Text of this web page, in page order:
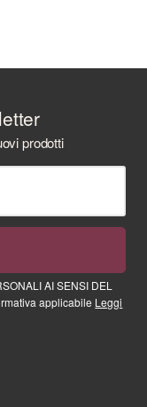
prodotti
AI SENSI DEL
applicabile Leggi